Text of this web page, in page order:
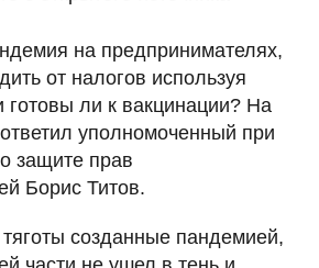
на предпринимателях,
от налогов используя
готовы ли к вакцинации? На
уполномоченный при
защите прав
Борис Титов.
созданные пандемией,